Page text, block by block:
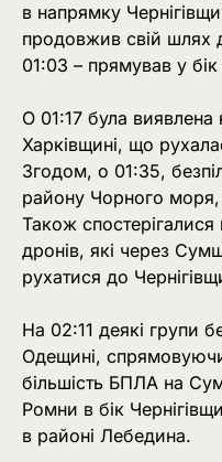
в напрямку
продовжив свій шлях
01:03 – прямував у
О 01:17 була
Харківщині, що
Згодом, о 01:35,
району Чорного
Також
дронів, які через
рухатися до
На 02:11 деякі групи
Одещині,
більшість БПЛА на
Ромни в бік
в районі Лебедина.